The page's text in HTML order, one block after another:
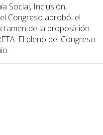
Social, Inclusión,
Congreso aprobó, el
de la proposición
El pleno del Congreso